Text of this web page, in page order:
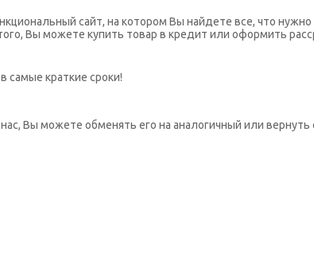
сайт, на котором Вы найдете все, что
Вы можете купить товар в кредит или оформить
самые краткие сроки!
Вы можете обменять его на аналогичный или вернуть